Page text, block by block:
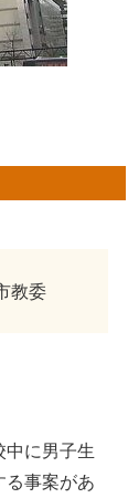
教委
に男子生
事案があ